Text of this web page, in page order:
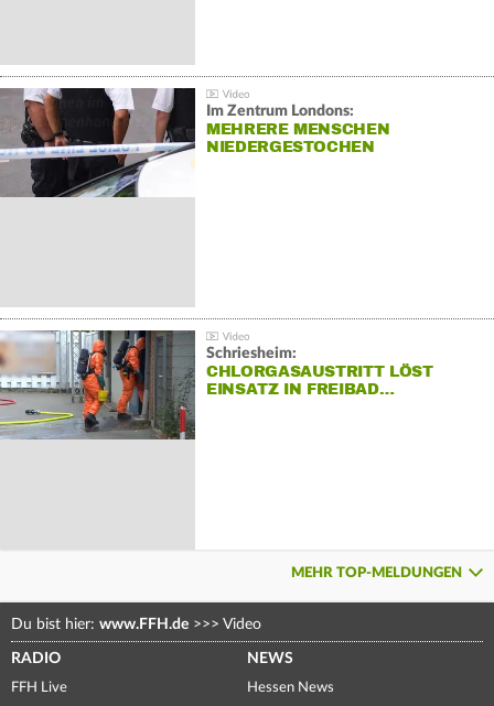
Im Zentrum Londons:
MEHRERE MENSCHEN
NIEDERGESTOCHEN
Schriesheim:
CHLORGASAUSTRITT LÖST
EINSATZ IN FREIBAD…
MEHR TOP-MELDUNGEN
Du bist hier: www.FFH.de >>> Video
RADIO
FFH Live
NEWS
Hessen News